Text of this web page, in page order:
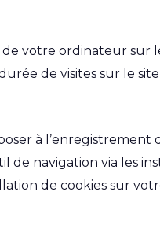
votre ordinateur sur
de visites sur le
à l’enregistrement
de navigation via les
de cookies sur